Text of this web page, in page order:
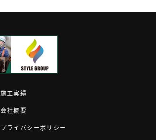
施工実績
会社概要
プライバシーポリシー